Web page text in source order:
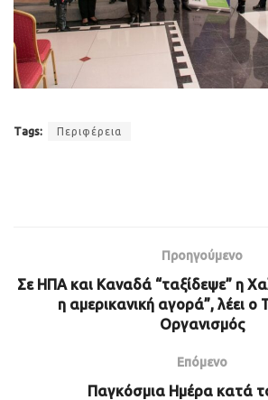
Tags: Περιφέρεια
Προηγούμενο
Σε ΗΠΑ και Καναδά “ταξίδεψε” η
η αμερικανική αγορά”, λέει ο
Οργανισμός
Επόμενο
Παγκόσμια Ημέρα κατά